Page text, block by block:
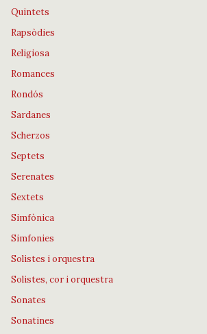
Quintets
Rapsòdies
Religiosa
Romances
Rondós
Sardanes
Scherzos
Septets
Serenates
Sextets
Simfònica
Simfonies
Solistes i orquestra
Solistes, cor i orquestra
Sonates
Sonatines